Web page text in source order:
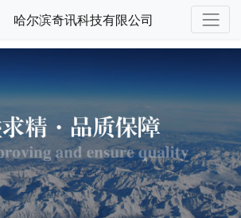
哈尔滨奇讯科技有限公司